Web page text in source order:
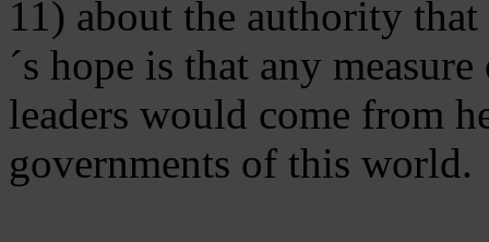
11) about the authority
´s hope is that any
leaders would come from
governments of this world.